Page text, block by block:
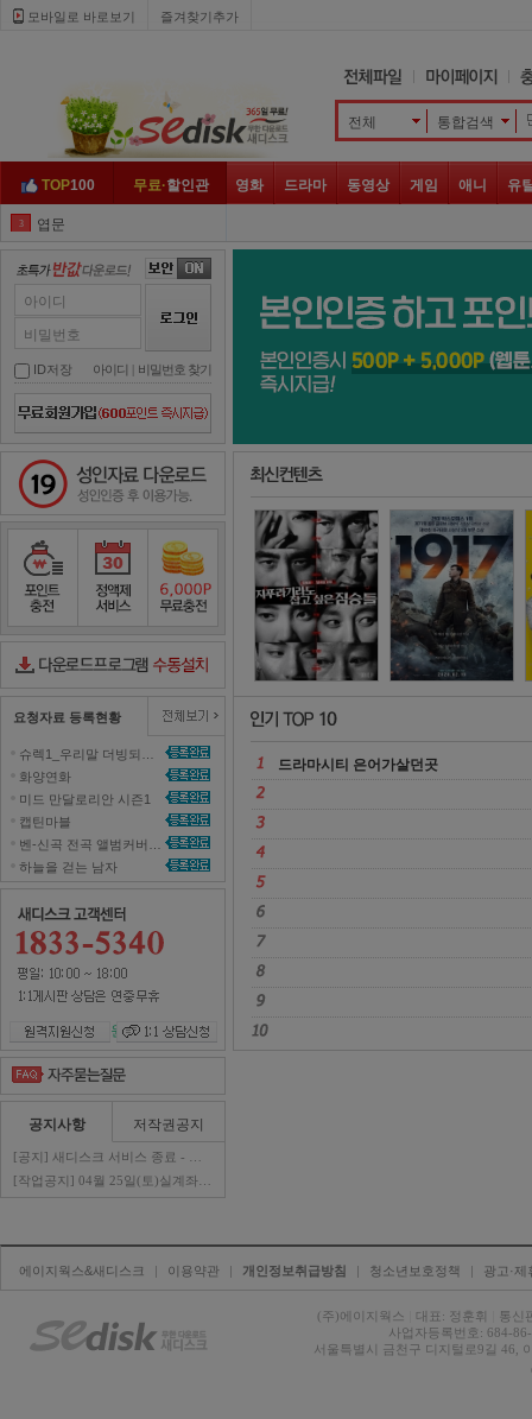
모바일로 바로보기 즐겨찾기추가
전체 통합검색
TOP100 무료·할인관 영화 드라마 동영상 게임 애니 유
3 엽문
클로젯
나쁜 녀석들
히트맨
7 나를 찾아줘
9 넷플릭스
10 남산의 부장들
1 지푸라기
아이디
비밀번호
ID저장 아이디 | 비밀번호 찾기
포인트충전 정액제서비스포인트무료충전
다운로드컨트롤러수동설치
요청자료 등록현황
화양연화
미드 만달로리안 시즌1
캡틴마블
하늘을 걷는 남자
원격지원신청 1대1 상담신청
공지사항 저작권공지
드라마시티 은어가살던곳
에이지웍스&새디스크 | 이용약관 | 개인정보취급방침 | 청소년보호정책 | 광고·제
(주)에이지웍스 대표: 정훈휘
통신
사업자등록번호: 684-
서울특별시 금천구 디지털로9길 46,